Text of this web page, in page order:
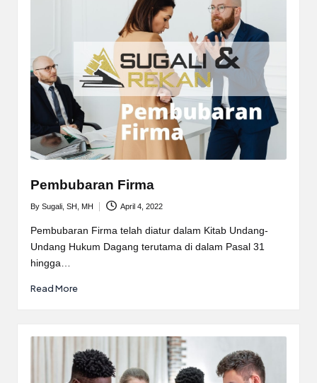
Pembubaran Firma
Posted
by
By Sugali, SH, MH April 4, 2022
Pembubaran Firma telah diatur dalam Kitab Undang-
Undang Hukum Dagang terutama di dalam Pasal 31
hingga…
Read More